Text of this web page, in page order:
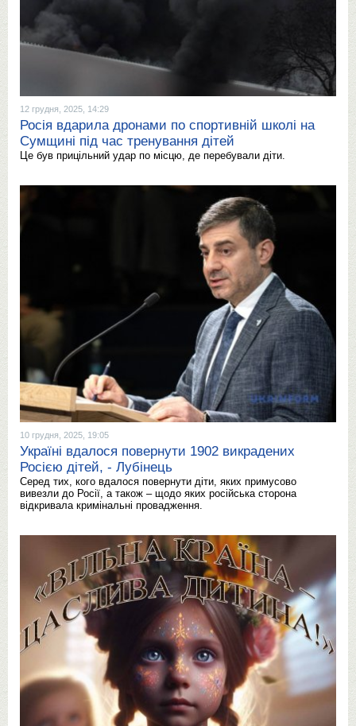
12 грудня, 2025, 14:29
Росія вдарила дронами по спортивній школі на
Сумщині під час тренування дітей
Це був прицільний удар по місцю, де перебували діти.
10 грудня, 2025, 19:05
Україні вдалося повернути 1902 викрадених
Росією дітей, - Лубінець
Серед тих, кого вдалося повернути діти, яких примусово
вивезли до Росії, а також – щодо яких російська сторона
відкривала кримінальні провадження.